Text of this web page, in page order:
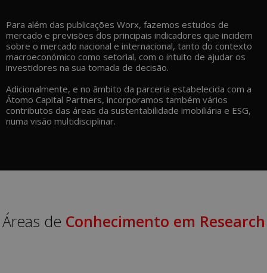
Para além das publicações Worx, fazemos estudos de
mercado e previsões dos principais indicadores que incidem
sobre o mercado nacional e internacional, tanto do contexto
macroeconómico como setorial, com o intuito de ajudar os
investidores na sua tomada de decisão.
Adicionalmente, e no âmbito da parceria estabelecida com a
Átomo Capital Partners, incorporamos também vários
contributos das áreas da sustentabilidade imobiliária e ESG,
numa visão multidisciplinar.
Áreas de Conhecimento em Research